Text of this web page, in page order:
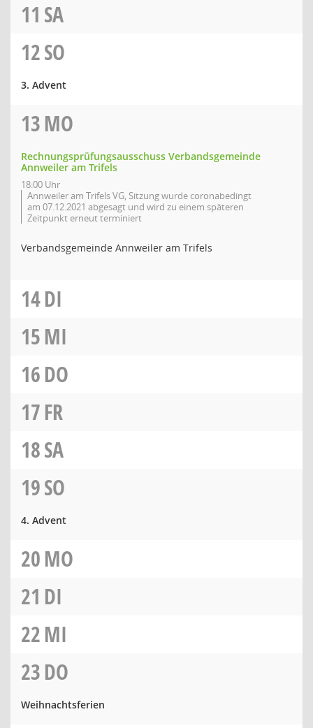
11 SA
12SO
3. Advent
13MO
Rechnungsprüfungsausschuss Verbandsgemeinde
Annweiler am Trifels
18:00 Uhr
Annweiler am Trifels VG, Sitzung wurde coronabedingt
am 07.12.2021 abgesagt und wird zu einem späteren
Zeitpunkt erneut terminiert
Verbandsgemeinde Annweiler am Trifels
14DI
15MI
16DO
17FR
18SA
19SO
4. Advent
20MO
21 DI
22MI
23DO
Weihnachtsferien